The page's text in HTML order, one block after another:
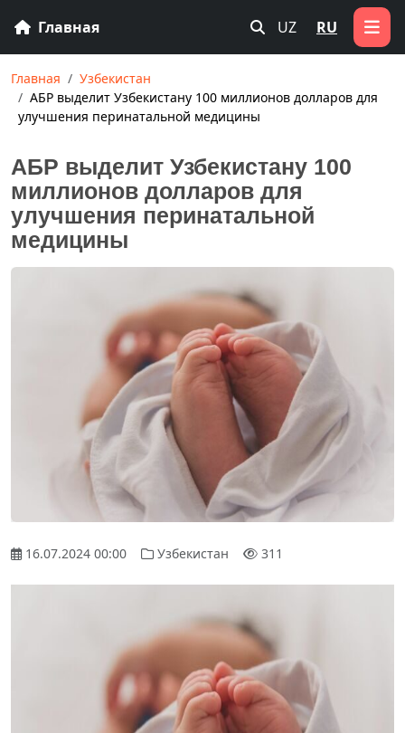
Главная UZ RU
Главная
Узбекистан
АБР выделит Узбекистану 100 миллионов долларов для
улучшения перинатальной медицины
АБР выделит Узбекистану 100
миллионов долларов для
улучшения перинатальной
медицины
16.07.2024 00:00 Узбекистан 311